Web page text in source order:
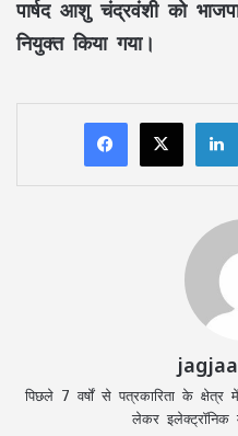
पार्षद आशु चंद्रवंशी को
नियुक्त किया गया।
पिछले 7 वर्षों से पत्रकारिता के
लेकर इलेक्ट्रॉनिक